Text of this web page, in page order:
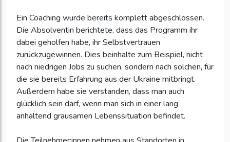
Ein Coaching wurde bereits komplett abgeschlossen.
Die Absolventin berichtete, dass das Programm ihr
dabei geholfen habe, ihr Selbstvertrauen
zurückzugewinnen. Dies beinhalte zum Beispiel, nicht
nach niedrigen Jobs zu suchen, sondern nach solchen, für
die sie bereits Erfahrung aus der Ukraine mitbringt.
Außerdem habe sie verstanden, dass man auch
glücklich sein darf, wenn man sich in einer lang
anhaltend grausamen Lebenssituation befindet.